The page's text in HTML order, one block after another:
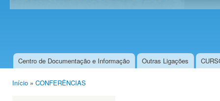
Menu principal
Centro de Documentação e Informação Outras Ligações
Início » CONFERÊNCIAS